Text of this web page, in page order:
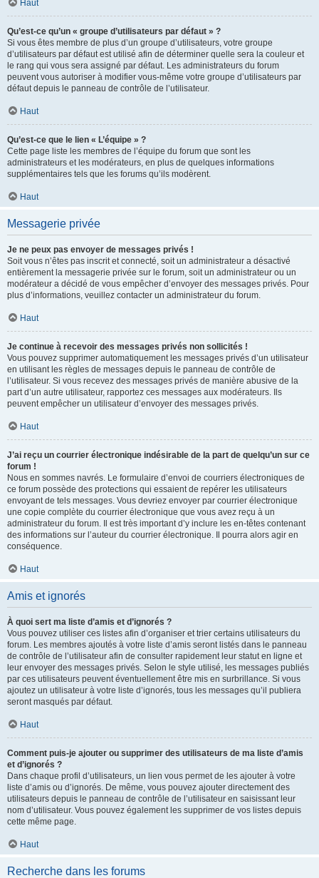
Haut
Qu’est-ce qu’un « groupe d’utilisateurs par défaut » ?
Si vous êtes membre de plus d’un groupe d’utilisateurs, votre groupe
d’utilisateurs par défaut est utilisé afin de déterminer quelle sera la couleur et
le rang qui vous sera assigné par défaut. Les administrateurs du forum
peuvent vous autoriser à modifier vous-même votre groupe d’utilisateurs par
défaut depuis le panneau de contrôle de l’utilisateur.
Haut
Qu’est-ce que le lien « L’équipe » ?
Cette page liste les membres de l’équipe du forum que sont les
administrateurs et les modérateurs, en plus de quelques informations
supplémentaires tels que les forums qu’ils modèrent.
Haut
Messagerie privée
Je ne peux pas envoyer de messages privés !
Soit vous n’êtes pas inscrit et connecté, soit un administrateur a désactivé
entièrement la messagerie privée sur le forum, soit un administrateur ou un
modérateur a décidé de vous empêcher d’envoyer des messages privés. Pour
plus d’informations, veuillez contacter un administrateur du forum.
Haut
Je continue à recevoir des messages privés non sollicités !
Vous pouvez supprimer automatiquement les messages privés d’un utilisateur
en utilisant les règles de messages depuis le panneau de contrôle de
l’utilisateur. Si vous recevez des messages privés de manière abusive de la
part d’un autre utilisateur, rapportez ces messages aux modérateurs. Ils
peuvent empêcher un utilisateur d’envoyer des messages privés.
Haut
J’ai reçu un courrier électronique indésirable de la part de quelqu’un sur ce
forum !
Nous en sommes navrés. Le formulaire d’envoi de courriers électroniques de
ce forum possède des protections qui essaient de repérer les utilisateurs
envoyant de tels messages. Vous devriez envoyer par courrier électronique
une copie complète du courrier électronique que vous avez reçu à un
administrateur du forum. Il est très important d’y inclure les en-têtes contenant
des informations sur l’auteur du courrier électronique. Il pourra alors agir en
conséquence.
Haut
Amis et ignorés
À quoi sert ma liste d’amis et d’ignorés ?
Vous pouvez utiliser ces listes afin d’organiser et trier certains utilisateurs du
forum. Les membres ajoutés à votre liste d’amis seront listés dans le panneau
de contrôle de l’utilisateur afin de consulter rapidement leur statut en ligne et
leur envoyer des messages privés. Selon le style utilisé, les messages publiés
par ces utilisateurs peuvent éventuellement être mis en surbrillance. Si vous
ajoutez un utilisateur à votre liste d’ignorés, tous les messages qu’il publiera
seront masqués par défaut.
Haut
Comment puis-je ajouter ou supprimer des utilisateurs de ma liste d’amis
et d’ignorés ?
Dans chaque profil d’utilisateurs, un lien vous permet de les ajouter à votre
liste d’amis ou d’ignorés. De même, vous pouvez ajouter directement des
utilisateurs depuis le panneau de contrôle de l’utilisateur en saisissant leur
nom d’utilisateur. Vous pouvez également les supprimer de vos listes depuis
cette même page.
Haut
Recherche dans les forums